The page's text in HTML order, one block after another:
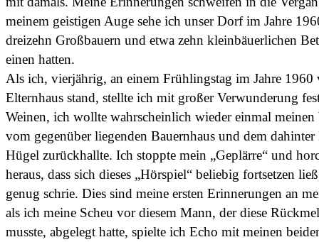
meinem geistigen Auge sehe ich unser Dorf im Jahre
dreizehn Großbauern und etwa zehn kleinbäuerlichen
einen hatten.
Als ich, vierjährig, an einem Frühlingstag im Jahre 1960
Elternhaus stand, stellte ich mit großer Verwunderung
Weinen, ich wollte wahrscheinlich wieder einmal meinen
vom gegenüber liegenden Bauernhaus und dem dahinter
Hügel zurückhallte. Ich stoppte mein „Geplärre“ und
heraus, dass sich dieses „Hörspiel“ beliebig fortsetzen
genug schrie. Dies sind meine ersten Erinnerungen an
als ich meine Scheu vor diesem Mann, der diese
musste, abgelegt hatte, spielte ich Echo mit meinen